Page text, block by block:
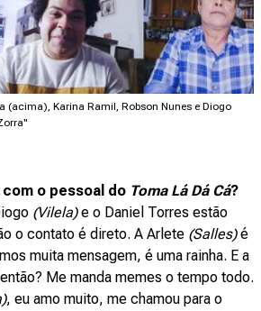
(acima), Karina Ramil, Robson Nunes e Diogo
o pessoal do Toma Lá Dá Cá?
(Vilela)e o Daniel Torres estão
o contato é direto. A Arlete (Salles)é
muita mensagem, é uma rainha. E a
Me manda memes o tempo todo.
, eu amo muito, me chamou para o